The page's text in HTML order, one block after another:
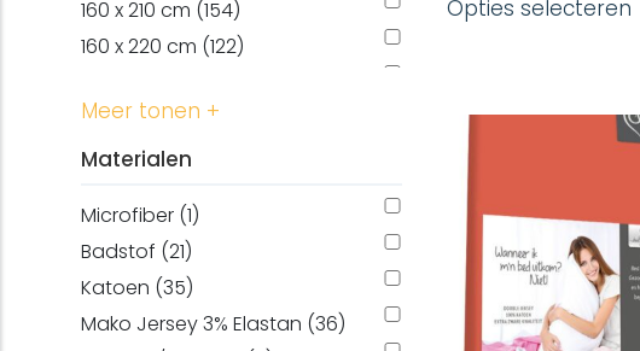
Opties selecteren
160 x 210 cm (154)
160 x 220 cm (122)
180 x 210 cm (167)
180 x 220 cm (141)
200 x 210 cm (122)
200 x 220 cm (103)
70 x 200 cm (62)
70 x 210 cm (48)
Meer tonen +
Materialen
Microfiber (1)
Badstof (21)
Katoen (35)
Mako Jersey 3% Elastan (36)